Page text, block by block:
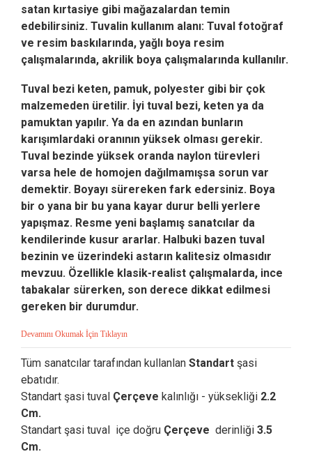
satan kırtasiye gibi mağazalardan temin
edebilirsiniz. Tuvalin kullanım alanı: Tuval fotoğraf
ve resim baskılarında, yağlı boya resim
çalışmalarında, akrilik boya çalışmalarında kullanılır.
Tuval bezi keten, pamuk, polyester gibi bir çok
malzemeden üretilir. İyi tuval bezi, keten ya da
pamuktan yapılır. Ya da en azından bunların
karışımlardaki oranının yüksek olması gerekir.
Tuval bezinde yüksek oranda naylon türevleri
varsa hele de homojen dağılmamışsa sorun var
demektir. Boyayı sürereken fark edersiniz. Boya
bir o yana bir bu yana kayar durur belli yerlere
yapışmaz. Resme yeni başlamış sanatcılar da
kendilerinde kusur ararlar. Halbuki bazen tuval
bezinin ve üzerindeki astarın kalitesiz olmasıdır
mevzuu. Özellikle klasik-realist çalışmalarda, ince
tabakalar sürerken, son derece dikkat edilmesi
gereken bir durumdur.
Devamını Okumak İçin Tıklayın
Tüm sanatcılar tarafından kullanlan Standart şasi
ebatıdır.
Standart şasi tuval Çerçeve kalınlığı - yüksekliği 2.2
Cm.
Standart şasi tuval içe doğru Çerçeve derinliği 3.5
Cm.